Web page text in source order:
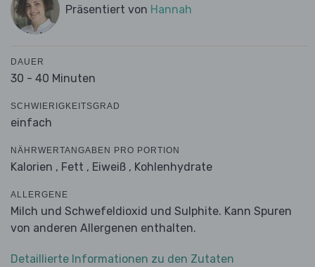
Präsentiert von Hannah
DAUER
30 - 40 Minuten
SCHWIERIGKEITSGRAD
einfach
NÄHRWERTANGABEN PRO PORTION
Kalorien , Fett , Eiweiß , Kohlenhydrate
ALLERGENE
Milch und Schwefeldioxid und Sulphite. Kann Spuren
von anderen Allergenen enthalten.
Detaillierte Informationen zu den Zutaten